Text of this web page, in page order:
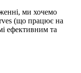
ми хочемо
(що працює на
ефективним та